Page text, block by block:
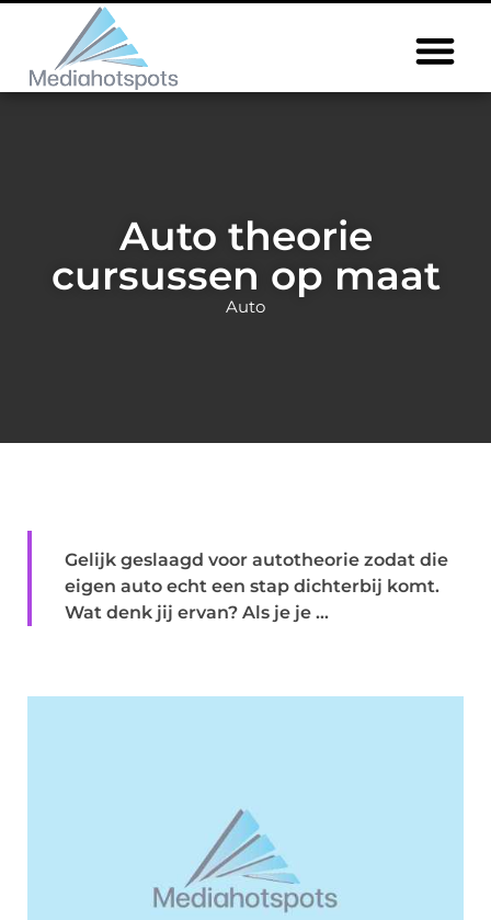
Auto theorie
cursussen op maat
Auto
Gelijk geslaagd voor autotheorie zodat die
eigen auto echt een stap dichterbij komt.
Wat denk jij ervan? Als je je ...